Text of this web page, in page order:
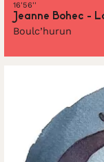
16'56''
Jeanne Bohec -
Boulc’hurun